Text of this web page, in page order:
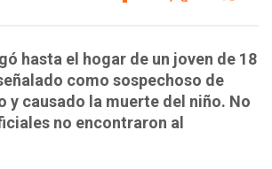
hasta el hogar de un joven de 18
como sospechoso de
y causado la muerte del niño. No
no encontraron al